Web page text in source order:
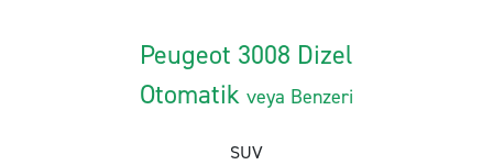
Peugeot 3008 Dizel
Otomatik veya Benzeri
SUV